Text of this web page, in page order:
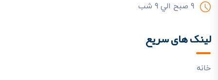
9 صبح الي 9 شب
لینک های سریع
خانه